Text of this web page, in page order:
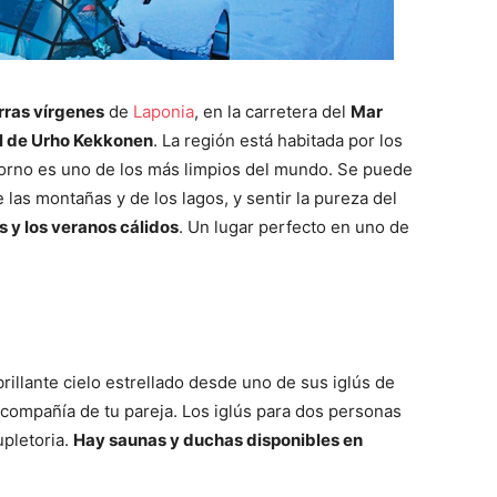
vírgenes de Laponia, en la carretera del Mar
de Urho Kekkonen. La región está habitada por los
es uno de los más limpios del mundo. Se puede
las montañas y de los lagos, y sentir la pureza del
y los veranos cálidos. Un lugar perfecto en uno de
cielo estrellado desde uno de sus iglús de
de tu pareja. Los iglús para dos personas
Hay saunas y duchas disponibles en